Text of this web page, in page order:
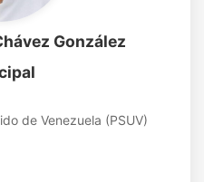
González
de Venezuela (PSUV)